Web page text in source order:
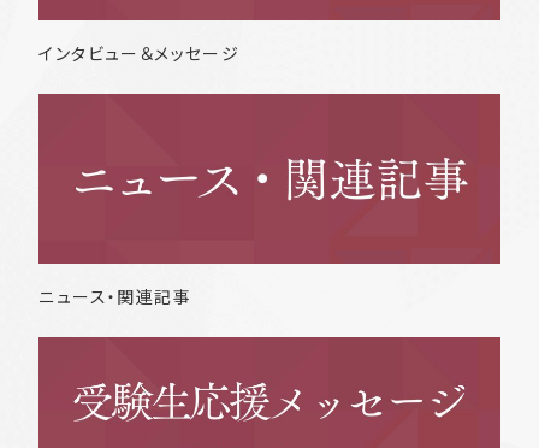
インタビュー＆メッセージ
ニュース・関連記事